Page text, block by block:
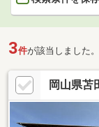
3件が該当しました。
岡山県苫